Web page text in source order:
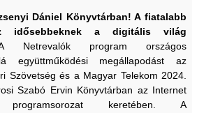
Dániel Könyvtárban! A fiatalabb
idősebbeknek a digitális világ
Netrevalók program országos
együttműködési megállapodást az
Szövetség és a Magyar Telekom 2024.
Szabó Ervin Könyvtárban az Internet
keretében. A